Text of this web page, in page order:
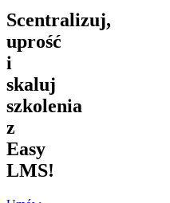
Scentralizuj,
uprość
i
skaluj
szkolenia
z
Easy
LMS!